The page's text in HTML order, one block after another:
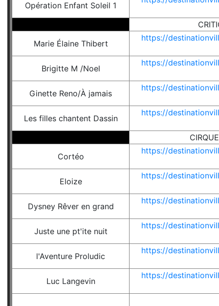
Opération Enfant Soleil 1
Marie Élaine Thibert
https://
Brigitte M /Noel
https://
Ginette Reno/À jamais
https://
Les filles chantent Dassin
https://
Cortéo
https://
Eloize
https://
Dysney Rêver en grand
https://
Juste une pt'ite nuit
https://
l'Aventure Proludic
https://
Luc Langevin
https://